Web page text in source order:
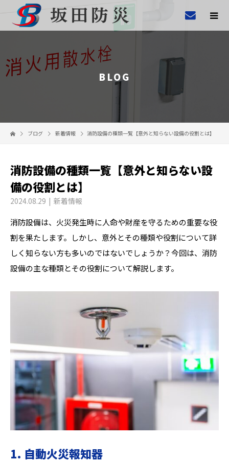
BLOG
ブログ 新着情報 消防設備の種類一覧【意外と知らない設備の役割とは】
消防設備の種類一覧【意外と知らない設
備の役割とは】
2024.08.29 新着情報
消防設備は、火災発生時に人命や財産を守るための重要な役
割を果たします。しかし、意外とその種類や役割について詳
しく知らない方も多いのではないでしょうか？今回は、消防
設備の主な種類とその役割について解説します。
1. 自動火災報知器